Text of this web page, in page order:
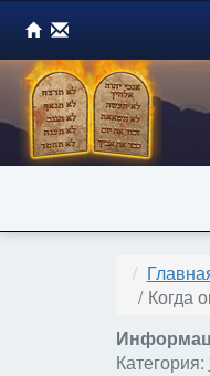
Когда
Категория: